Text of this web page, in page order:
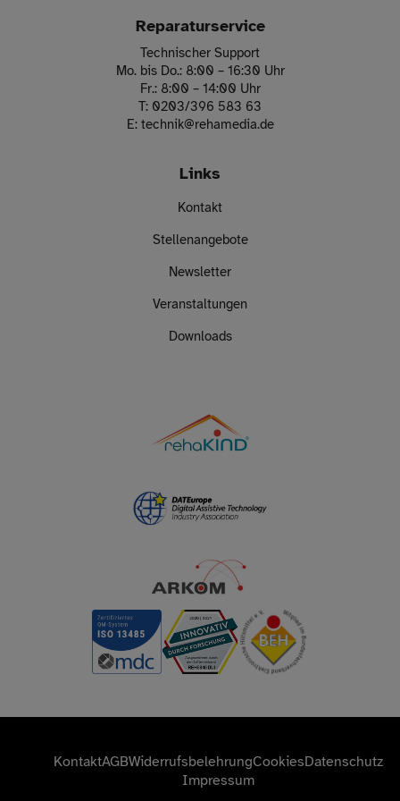
Reparaturservice
Technischer Support
Mo. bis Do.: 8:00 – 16:30 Uhr
Fr.: 8:00 – 14:00 Uhr
T: 0203/396 583 63
E: technik@rehamedia.de
Links
Kontakt
Stellenangebote
Newsletter
Veranstaltungen
Downloads
KontaktAGBWiderrufsbelehrungCookiesDatenschutz
Impressum